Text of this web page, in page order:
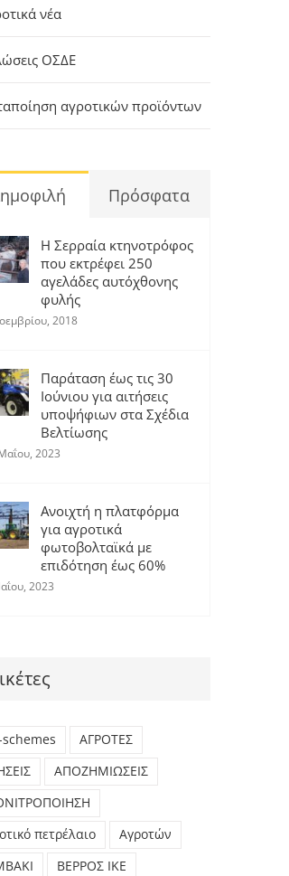
νέα
ΟΣΔΕ
αγροτικών προϊόντων
Πρόσφατα
Η Σερραία κτηνοτρόφος
που εκτρέφει 250
αγελάδες αυτόχθονης
φυλής
2018
Παράταση έως τις 30
Ιούνιου για αιτήσεις
υποψήφιων στα Σχέδια
Βελτίωσης
2023
Ανοιχτή η πλατφόρμα
για αγροτικά
φωτοβολταϊκά με
επιδότηση έως 60%
2023
ΑΓΡΟΤΕΣ
ΑΠΟΖΗΜΙΩΣΕΙΣ
πετρέλαιο
Αγροτών
ΒΕΡΡΟΣ ΙΚΕ